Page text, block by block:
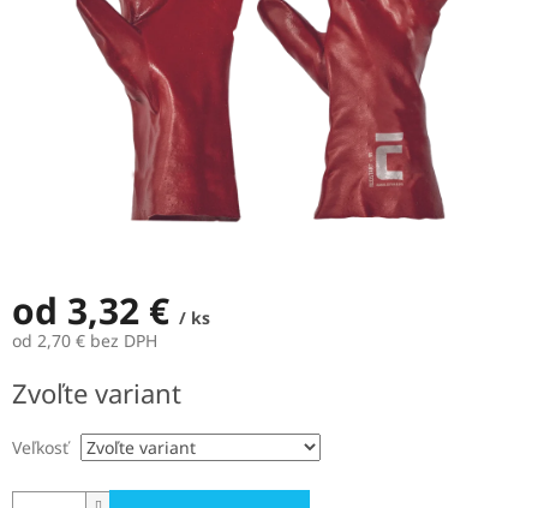
od 3,32 € / ks
od 2,70 € bez DPH
cena:
Zvoľte variant
Veľkosť